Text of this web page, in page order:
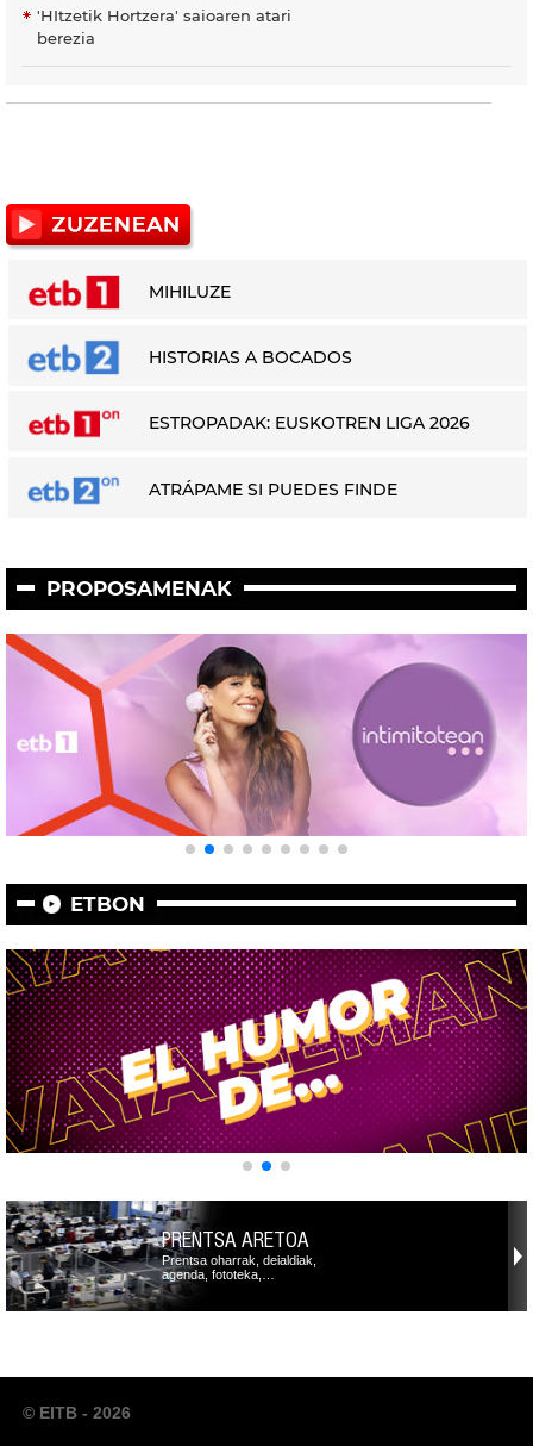
'HItzetik Hortzera' saioaren atari
berezia
MIHILUZE
HISTORIAS A BOCADOS
ESTROPADAK: EUSKOTREN LIGA 2026
ATRÁPAME SI PUEDES FINDE
PROPOSAMENAK
ETBON
PRENTSA ARETOA
Prentsa oharrak, deialdiak,
agenda, fototeka,…
© EITB - 2026